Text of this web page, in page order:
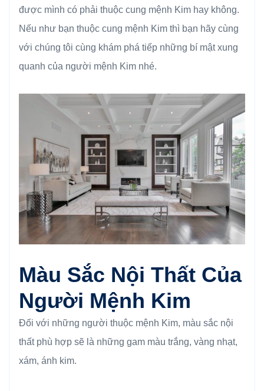
được mình có phải thuộc cung mệnh Kim hay không.
Nếu như bạn thuộc cung mệnh Kim thì bạn hãy cùng
với chúng tôi cùng khám phá tiếp những bí mật xung
quanh của người mệnh Kim nhé.
Màu Sắc Nội Thất Của
Người Mệnh Kim
Đối với những người thuộc mệnh Kim, màu sắc nội
thất phù hợp sẽ là những gam màu trắng, vàng nhạt,
xám, ánh kim.